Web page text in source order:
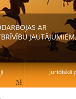
AR
Juridiskā